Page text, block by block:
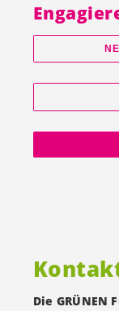
Die GRÜNEN